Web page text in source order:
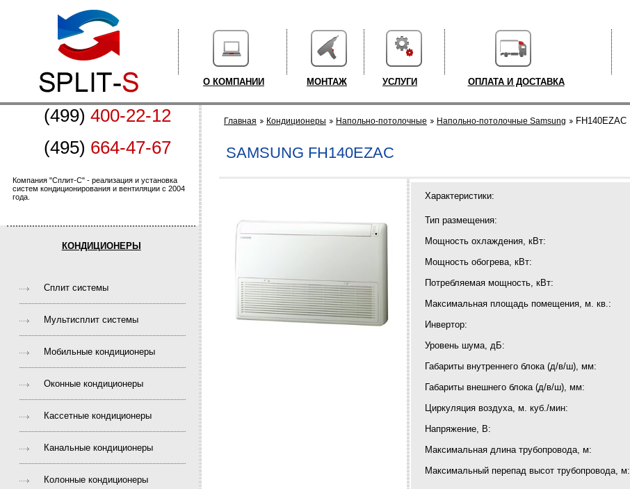
О КОМПАНИИ МОНТАЖ УСЛУГИ ОПЛАТА И ДОСТАВКА
(499) 400-22-12
(495) 664-47-67
Компания "Сплит-С" - реализация и установка
систем кондиционирования и вентиляции с 2004
года.
КОНДИЦИОНЕРЫ
Cплит системы
Мультисплит системы
Мобильные кондиционеры
Оконные кондиционеры
Кассетные кондиционеры
Канальные кондиционеры
Колонные кондиционеры
Главная Кондиционеры Напольно-потолочные Напольно-потолочные Samsung FH140EZAC
SAMSUNG FH140EZAC
Характеристики:
Тип размещения:
Мощность охлаждения, кВт:
Мощность обогрева, кВт:
Потребляемая мощность, кВт:
Максимальная площадь помещения, м. кв.:
Инвертор:
Уровень шума, дБ:
Габариты внутреннего блока (д/в/ш), мм:
Габариты внешнего блока (д/в/ш), мм:
Циркуляция воздуха, м. куб./мин:
Напряжение, В:
Максимальная длина трубопровода, м:
Максимальный перепад высот трубопровода, м: